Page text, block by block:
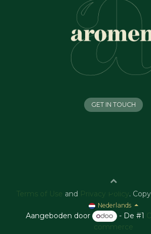
GET IN TOUCH
Terms of Use and Privacy Policy .
Nederlands
Aangeboden door - De #1
commerce